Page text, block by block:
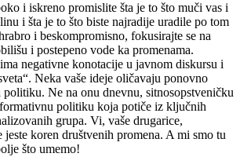
i iskreno promislite šta je to što muči vas i
i šta je to što biste najradije uradile po tom
i beskompromisno, fokusirajte se na
i postepeno vode ka promenama.
negativne konotacije u javnom diskursu i
Neka vaše ideje oličavaju ponovno
politiku. Ne na onu dnevnu, sitnosopstveničku
politiku koja potiče iz ključnih
grupa. Vi, vaše drugarice,
koren društvenih promena. A mi smo tu
što umemo!